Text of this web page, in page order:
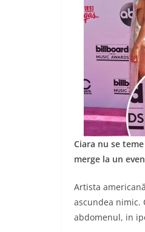
Ciara nu se
merge la un
Artista
ascundea nimic.
abdomenul, in